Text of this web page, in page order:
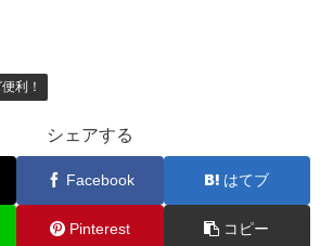
利！
シェアする
Facebook はてブ
Pinterest コピー